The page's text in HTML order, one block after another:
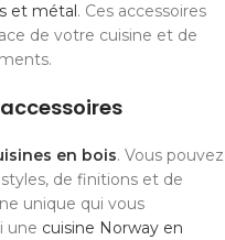
et métal. Ces accessoires
de votre cuisine et de
en bois. Vous pouvez
de finitions et de
unique qui vous
une cuisine Norway en